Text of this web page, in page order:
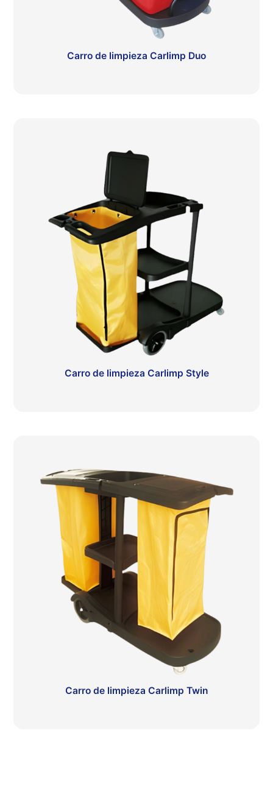
Carro de limpieza Carlimp Duo
Carro de limpieza Carlimp Style
Carro de limpieza Carlimp Twin